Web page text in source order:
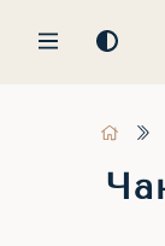
MENU